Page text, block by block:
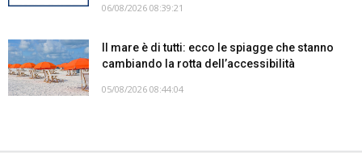
06/08/2026 08:39:21
Il mare è di tutti: ecco le spiagge che stanno
cambiando la rotta dell’accessibilità
05/08/2026 08:44:04